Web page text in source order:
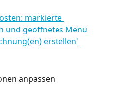
anpassen